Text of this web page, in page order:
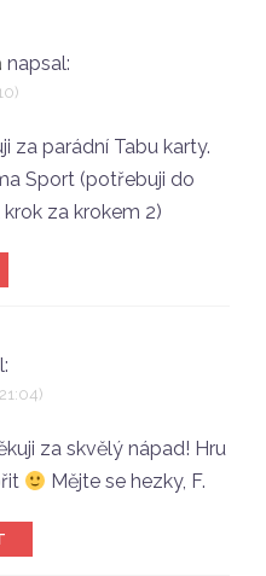
napsal:
za parádní Tabu karty.
Sport (potřebuji do
za krokem 2)
za skvělý nápad! Hru
Mějte se hezky, F.